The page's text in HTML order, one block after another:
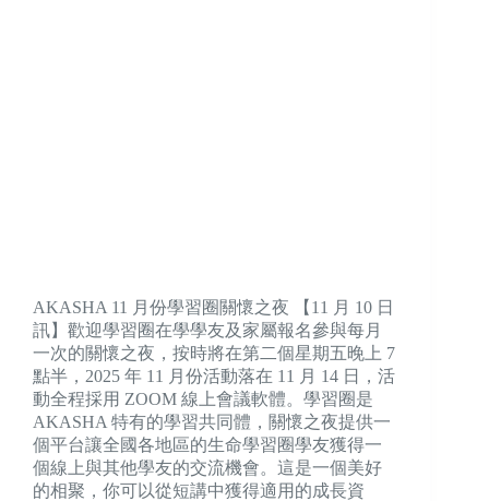
AKASHA 11 月份學習圈關懷之夜 【11 月 10 日
訊】歡迎學習圈在學學友及家屬報名參與每月
一次的關懷之夜，按時將在第二個星期五晚上 7
點半，2025 年 11 月份活動落在 11 月 14 日，活
動全程採用 ZOOM 線上會議軟體。學習圈是
AKASHA 特有的學習共同體，關懷之夜提供一
個平台讓全國各地區的生命學習圈學友獲得一
個線上與其他學友的交流機會。這是一個美好
的相聚，你可以從短講中獲得適用的成長資